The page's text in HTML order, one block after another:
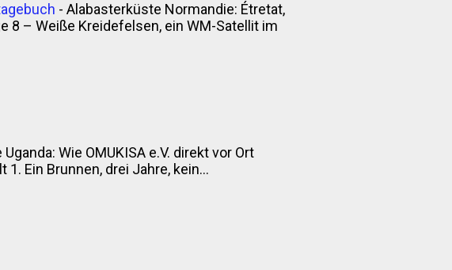
- Alabasterküste Normandie: Étretat,
8 – Weiße Kreidefelsen, ein WM-Satellit im
Uganda: Wie OMUKISA e.V. direkt vor Ort
Ein Brunnen, drei Jahre, kein...